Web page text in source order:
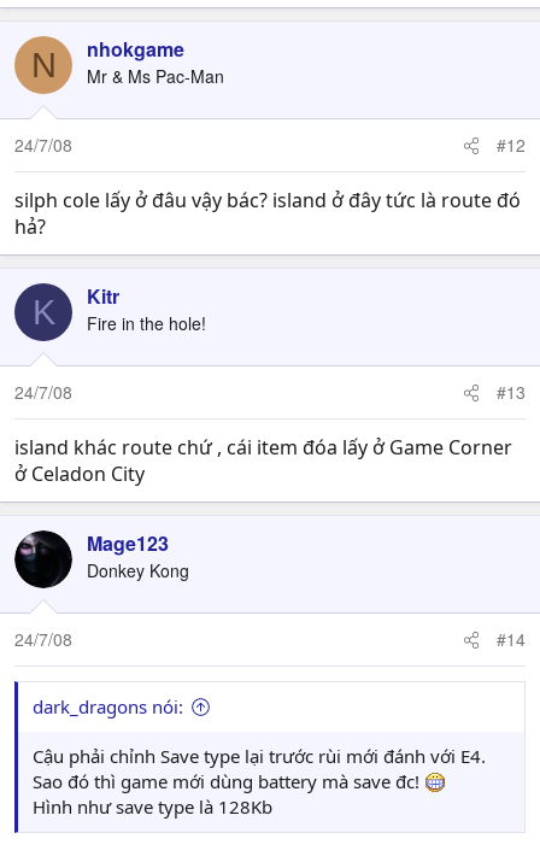
N nhokgame
Mr & Ms Pac-Man
24/7/08 #12
silph cole lấy ở đâu vậy bác? island ở đây tức là route đó
hả?
K Kitr
Fire in the hole!
24/7/08 #13
island khác route chứ , cái item đóa lấy ở Game Corner
ở Celadon City
Mage123
Donkey Kong
24/7/08 #14
dark_dragons nói:
Cậu phải chỉnh Save type lại trước rùi mới đánh với E4.
Sao đó thì game mới dùng battery mà save đc!
Hình như save type là 128Kb